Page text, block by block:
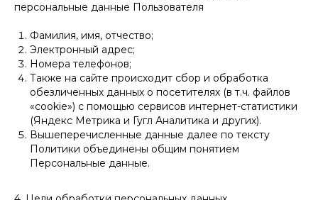
персональные данные Пользователя
Фамилия, имя, отчество;
Электронный адрес;
Номера телефонов;
Также на сайте происходит сбор и обработка
обезличенных данных о посетителях (в т.ч. файлов
«cookie») с помощью сервисов интернет-статистики
(Яндекс Метрика и Гугл Аналитика и других).
Вышеперечисленные данные далее по тексту
Политики объединены общим понятием
Персональные данные.